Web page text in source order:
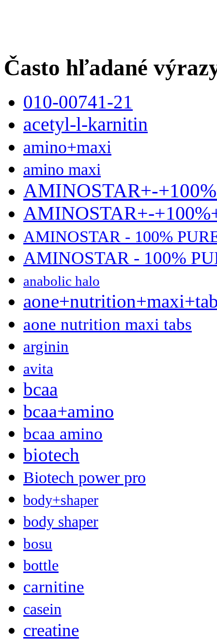
Často hľadané
010-00741-21
acetyl-l-karnitin
amino+maxi
amino maxi
AMINOSTAR+-
AMINOSTAR+-
AMINOSTAR - 100%
AMINOSTAR - 100%
anabolic halo
aone nutrition maxi tabs
arginin
avita
bcaa
bcaa+amino
bcaa amino
biotech
Biotech power pro
body+shaper
body shaper
bosu
bottle
carnitine
casein
creatine